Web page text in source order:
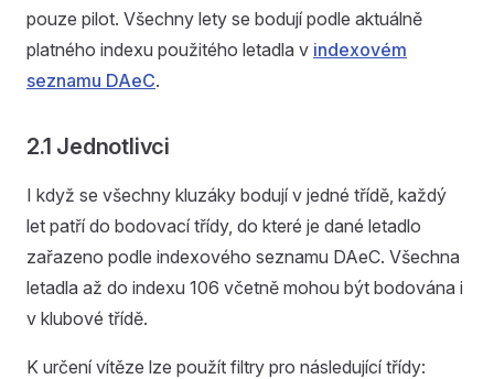
pouze pilot. Všechny lety se bodují podle aktuálně
platného indexu použitého letadla v indexovém
seznamu DAeC.
2.1 Jednotlivci
I když se všechny kluzáky bodují v jedné třídě, každý
let patří do bodovací třídy, do které je dané letadlo
zařazeno podle indexového seznamu DAeC. Všechna
letadla až do indexu 106 včetně mohou být bodována i
v klubové třídě.
K určení vítěze lze použít filtry pro následující třídy: